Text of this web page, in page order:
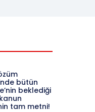
bütün
beklediği
tam metni!